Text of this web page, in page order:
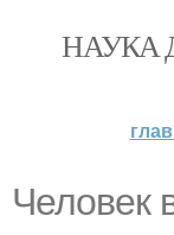
НАУКА
Человек